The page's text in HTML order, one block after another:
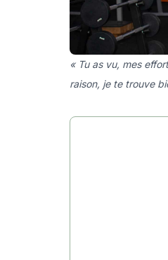
« Tu as vu, mes
raison, je te trouve